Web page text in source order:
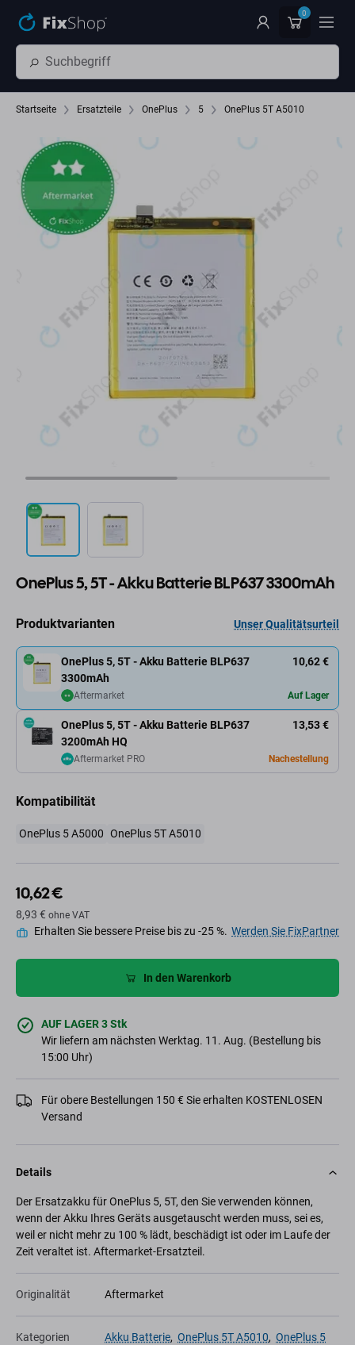
0
Startseite Ersatzteile OnePlus 5 OnePlus 5T A5010
OnePlus 5, 5T - Akku Batterie BLP637 3300mAh
Produktvarianten Unser Qualitätsurteil
OnePlus 5, 5T - Akku Batterie BLP637
3300mAh
10,62 €
Aftermarket Auf Lager
OnePlus 5, 5T - Akku Batterie BLP637
3200mAh HQ
13,53 €
Aftermarket PRO Nachestellung
Kompatibilität
OnePlus 5 A5000 OnePlus 5T A5010
10,62 €
8,93 € ohne VAT
Erhalten Sie bessere Preise bis zu -25 %. Werden Sie FixPartner
In den Warenkorb
AUF LAGER 3 Stk
Wir liefern am nächsten Werktag. 11. Aug. (Bestellung bis
15:00 Uhr)
Für obere Bestellungen 150 € Sie erhalten KOSTENLOSEN
Versand
Details
Der Ersatzakku für OnePlus 5, 5T, den Sie verwenden können,
wenn der Akku Ihres Geräts ausgetauscht werden muss, sei es,
weil er nicht mehr zu 100 % lädt, beschädigt ist oder im Laufe der
Zeit veraltet ist. Aftermarket-Ersatzteil.
Originalität Aftermarket
Kategorien Akku Batterie, OnePlus 5T A5010, OnePlus 5